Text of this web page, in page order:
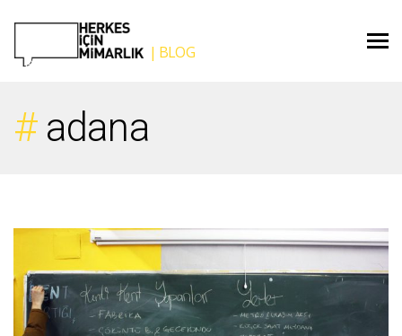
adana